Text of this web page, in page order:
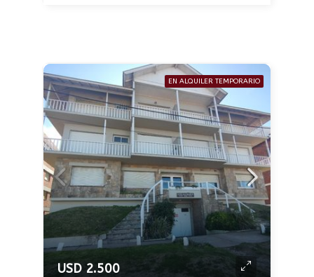
EN ALQUILER TEMPORARIO
USD 2.500